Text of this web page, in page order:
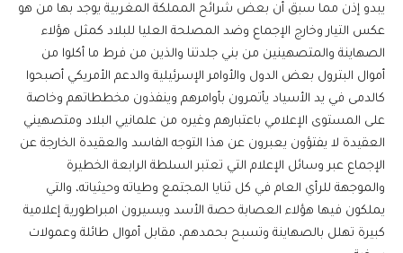
يبدو إذن مما سبق أن بعض شرائح المملكة المغربية يوجد بها من هو
عكس التيار وخارج الإجماع وضد المصلحة العليا للبلاد كمثل هؤلاء
الصهاينة والمتصهينين من بني جلدتنا والذين من فرط ما أكلوا من
أموال البترول بعض الدول والأوامر الإسرئيلية والدعم الأمريكي أصبحوا
كالدمى في يد الأسياد يأتمرون بأوامرهم وينفذون مخططاتهم وخاصة
على المستوى الإعلامي باعتبارهم وغيره من علمانيي البلاد ومتصهيني
العقيدة لا يفتؤون يعبرون عن هذا التوجه الفاسد والعقيدة الخارجة عن
الإجماع عبر وسائل الإعلام التي تعتبر السلطة الرابعة الخطيرة
والموجهة للرأي العام في كل ثنايا المجتمع وطياته وحيثياته، والتي
يملكون فيها هؤلاء العصابة حصة الأسد ويسيرون امبراطورية إعلامية
كبيرة تهلل بالصهاينة وتسبح بحمدهم، مقابل أموال طائلة وعمولات